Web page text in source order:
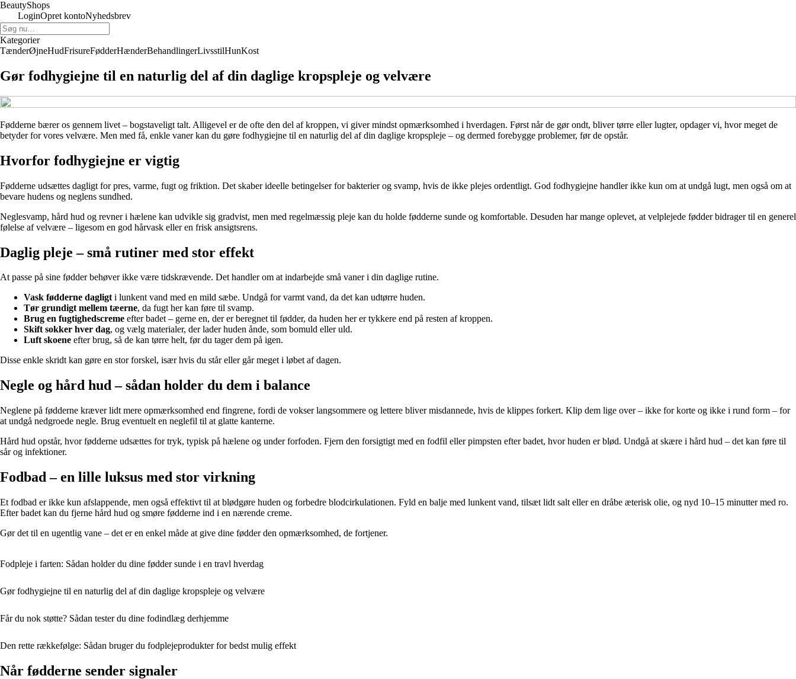
BeautyShops
LoginOpret kontoNyhedsbrev
Kategorier
TænderØjneHudFrisureFødderHænderBehandlingerLivsstilHunKost
Gør fodhygiejne til en naturlig del af din daglige kropspleje og velvære
Fødderne bærer os gennem livet – bogstaveligt talt. Alligevel er de ofte den del af kroppen, vi giver mindst opmærksomhed i hverdagen. Først når de gør ondt, bliver tørre eller lugter, opdager vi, hvor meget de
betyder for vores velvære. Men med få, enkle vaner kan du gøre fodhygiejne til en naturlig del af din daglige kropspleje – og dermed forebygge problemer, før de opstår.
Hvorfor fodhygiejne er vigtig
Fødderne udsættes dagligt for pres, varme, fugt og friktion. Det skaber ideelle betingelser for bakterier og svamp, hvis de ikke plejes ordentligt. God fodhygiejne handler ikke kun om at undgå lugt, men også om at
bevare hudens og neglens sundhed.
Neglesvamp, hård hud og revner i hælene kan udvikle sig gradvist, men med regelmæssig pleje kan du holde fødderne sunde og komfortable. Desuden har mange oplevet, at velplejede fødder bidrager til en generel
følelse af velvære – ligesom en god hårvask eller en frisk ansigtsrens.
Daglig pleje – små rutiner med stor effekt
At passe på sine fødder behøver ikke være tidskrævende. Det handler om at indarbejde små vaner i din daglige rutine.
Vask fødderne dagligti lunkent vand med en mild sæbe. Undgå for varmt vand, da det kan udtørre huden.
Tør grundigt mellem tæerne, da fugt her kan føre til svamp.
Brug en fugtighedscreme efter badet – gerne en, der er beregnet til fødder, da huden her er tykkere end på resten af kroppen.
Skift sokker hver dag, og vælg materialer, der lader huden ånde, som bomuld eller uld.
Luft skoene efter brug, så de kan tørre helt, før du tager dem på igen.
Disse enkle skridt kan gøre en stor forskel, især hvis du står eller går meget i løbet af dagen.
Negle og hård hud – sådan holder du dem i balance
Neglene på fødderne kræver lidt mere opmærksomhed end fingrene, fordi de vokser langsommere og lettere bliver misdannede, hvis de klippes forkert. Klip dem lige over – ikke for korte og ikke i rund form – for
at undgå nedgroede negle. Brug eventuelt en neglefil til at glatte kanterne.
Hård hud opstår, hvor fødderne udsættes for tryk, typisk på hælene og under forfoden. Fjern den forsigtigt med en fodfil eller pimpsten efter badet, hvor huden er blød. Undgå at skære i hård hud – det kan føre til
sår og infektioner.
Fodbad – en lille luksus med stor virkning
Et fodbad er ikke kun afslappende, men også effektivt til at blødgøre huden og forbedre blodcirkulationen. Fyld en balje med lunkent vand, tilsæt lidt salt eller en dråbe æterisk olie, og nyd 10–15 minutter med ro.
Efter badet kan du fjerne hård hud og smøre fødderne ind i en nærende creme.
Gør det til en ugentlig vane – det er en enkel måde at give dine fødder den opmærksomhed, de fortjener.
Fodpleje i farten: Sådan holder du dine fødder sunde i en travl hverdag
Gør fodhygiejne til en naturlig del af din daglige kropspleje og velvære
Får du nok støtte? Sådan tester du dine fodindlæg derhjemme
Den rette rækkefølge: Sådan bruger du fodplejeprodukter for bedst mulig effekt
Når fødderne sender signaler